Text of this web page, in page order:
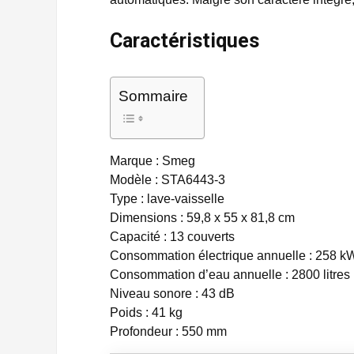
Caractéristiques
Sommaire
Marque : Smeg
Modèle : STA6443-3
Type : lave-vaisselle
Dimensions : 59,8 x 55 x 81,8 cm
Capacité : 13 couverts
Consommation électrique annuelle : 258
Consommation d’eau annuelle : 2800 litres
Niveau sonore : 43 dB
Poids : 41 kg
Profondeur : 550 mm